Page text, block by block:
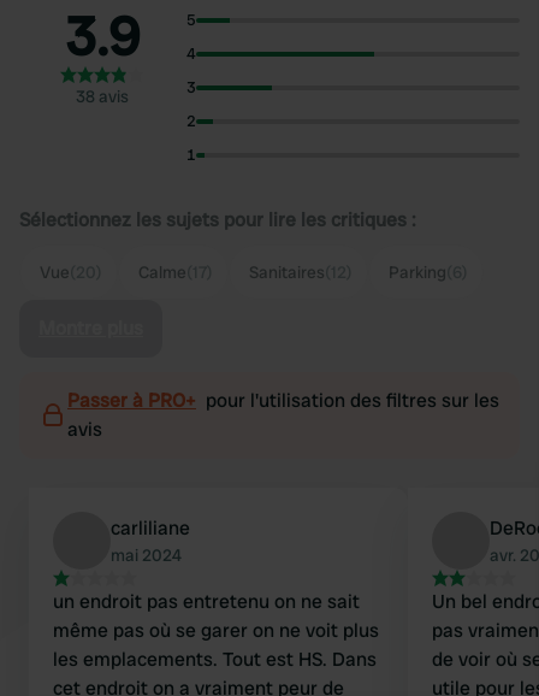
3.9
38 avis
5
4
3
2
1
Sélectionnez les sujets pour lire les critiques :
Vue Calme Sanitaires Parking
Passer à PRO+ pour l'utilisation des filtres sur les
avis
carliliane
mai 2024
un endroit pas entretenu on ne sait
même pas où se garer on ne voit plus
les emplacements. Tout est HS. Dans
cet endroit on a vraiment peur de
avr.
Un bel
pas
de voir où
utile pour